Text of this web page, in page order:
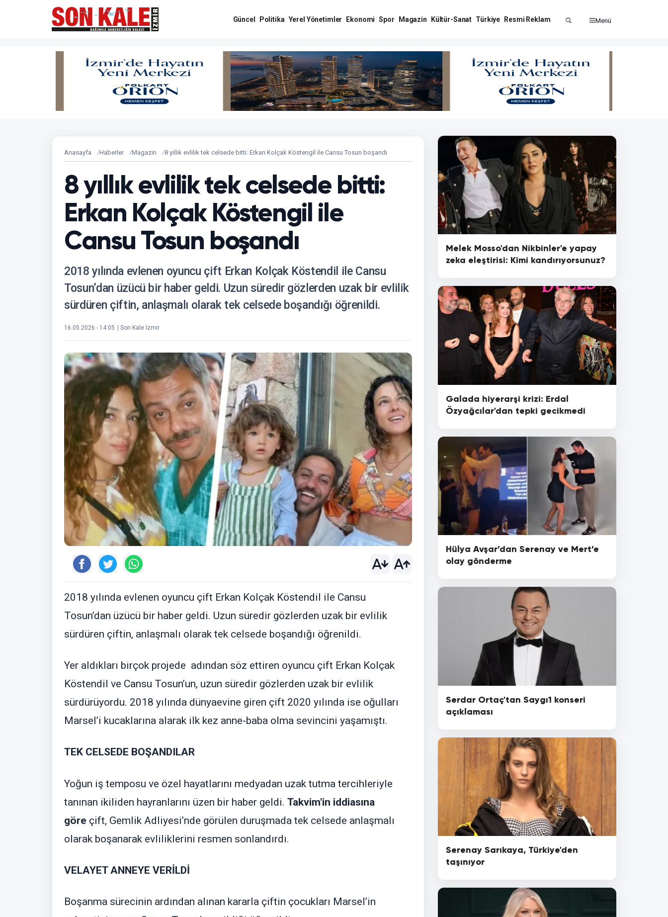
Güncel Politika Yerel Yönetimler Ekonomi Spor Magazin Kültür-Sanat Türkiye Resmi Reklam Menü
Anasayfa Haberler Magazin 8 yıllık evlilik tek celsede bitti: Erkan Kolçak Köstengil ile Cansu Tosun boşandı
8 yıllık evlilik tek celsede bitti:
Erkan Kolçak Köstengil ile
Cansu Tosun boşandı
2018 yılında evlenen oyuncu çift Erkan Kolçak Köstendil ile Cansu
Tosun’dan üzücü bir haber geldi. Uzun süredir gözlerden uzak bir evlilik
sürdüren çiftin, anlaşmalı olarak tek celsede boşandığı öğrenildi.
16.05.2026 - 14:05 | Son Kale İzmir
2018 yılında evlenen oyuncu çift Erkan Kolçak Köstendil ile Cansu
Tosun’dan üzücü bir haber geldi. Uzun süredir gözlerden uzak bir evlilik
sürdüren çiftin, anlaşmalı olarak tek celsede boşandığı öğrenildi.
Yer aldıkları birçok projede adından söz ettiren oyuncu çift Erkan Kolçak
Köstendil ve Cansu Tosun’un, uzun süredir gözlerden uzak bir evlilik
sürdürüyordu. 2018 yılında dünyaevine giren çift 2020 yılında ise oğulları
Marsel’i kucaklarına alarak ilk kez anne-baba olma sevincini yaşamıştı.
TEK CELSEDE BOŞANDILAR
Yoğun iş temposu ve özel hayatlarını medyadan uzak tutma tercihleriyle
tanınan ikiliden hayranlarını üzen bir haber geldi. Takvim'in iddiasına
göre çift, Gemlik Adliyesi’nde görülen duruşmada tek celsede anlaşmalı
olarak boşanarak evliliklerini resmen sonlandırdı.
VELAYET ANNEYE VERİLDİ
Boşanma sürecinin ardından alınan kararla çiftin çocukları Marsel’in
Melek Mosso'dan Nikbinler'e yapay
zeka eleştirisi: Kimi kandırıyorsunuz?
Galada hiyerarşi krizi: Erdal
Özyağcılar'dan tepki gecikmedi
Hülya Avşar’dan Serenay ve Mert’e
olay gönderme
Serdar Ortaç'tan Saygı1 konseri
açıklaması
Serenay Sarıkaya, Türkiye'den
taşınıyor